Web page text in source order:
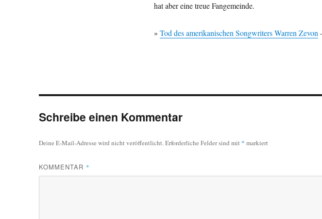
hat aber eine treue Fangemeinde.
» Tod des amerikanischen Songwriters Warren Zevon
Schreibe einen Kommentar
Deine E-Mail-Adresse wird nicht veröffentlicht.Erforderliche Felder sind mit * markiert
KOMMENTAR *